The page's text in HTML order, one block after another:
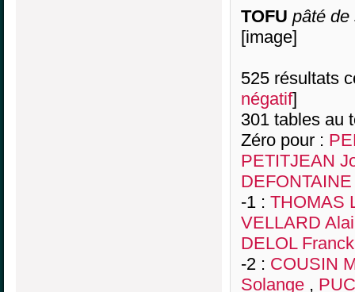
TOFU pâté de
[image]
525 résultats
négatif]
301 tables au
Zéro pour :
PETITJEAN
-1 : THOMAS
VELLARD
DELOL Franck
-2 : COUSIN
Solange ,